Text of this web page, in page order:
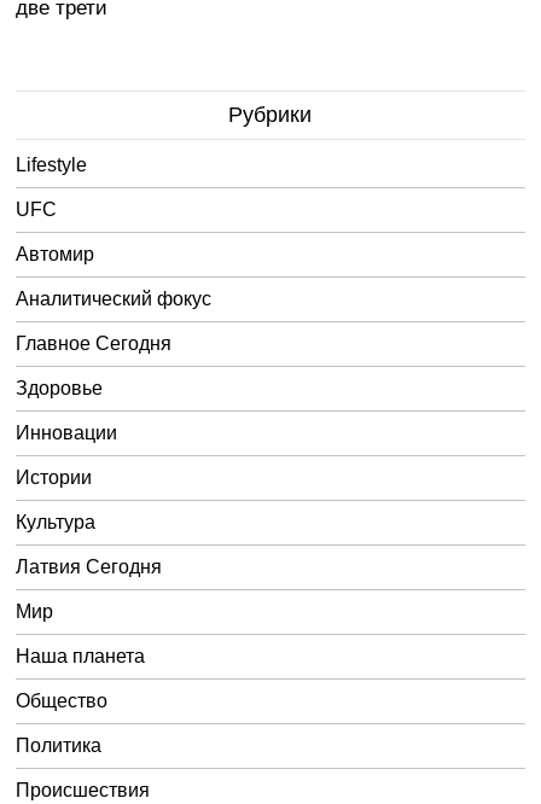
Рубрики
Lifestyle
UFC
Автомир
Аналитический фокус
Главное Сегодня
Здоровье
Инновации
Истории
Культура
Латвия Сегодня
Мир
Наша планета
Общество
Политика
Происшествия